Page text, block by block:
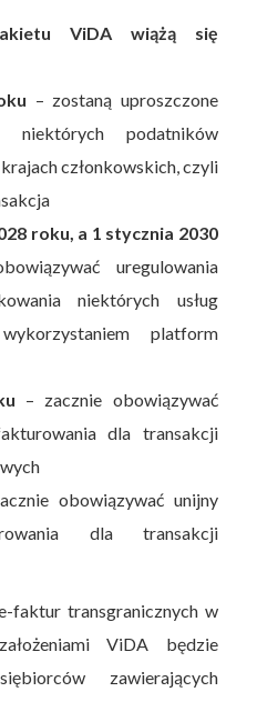
ViDA wiążą się
– zostaną uproszczone
niektórych podatników
członkowskich, czyli
roku, a 1 stycznia 2030
uregulowania
niektórych usług
platform
– zacznie obowiązywać
dla transakcji
obowiązywać unijny
dla transakcji
faktur transgranicznych w
ViDA będzie
zawierających